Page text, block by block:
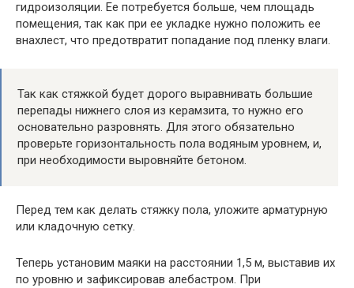
гидроизоляции. Ее потребуется больше, чем площадь
помещения, так как при ее укладке нужно положить ее
внахлест, что предотвратит попадание под пленку влаги.
Так как стяжкой будет дорого выравнивать большие
перепады нижнего слоя из керамзита, то нужно его
основательно разровнять. Для этого обязательно
проверьте горизонтальность пола водяным уровнем, и,
при необходимости выровняйте бетоном.
Перед тем как делать стяжку пола, уложите арматурную
или кладочную сетку.
Теперь установим маяки на расстоянии 1,5 м, выставив их
по уровню и зафиксировав алебастром. При